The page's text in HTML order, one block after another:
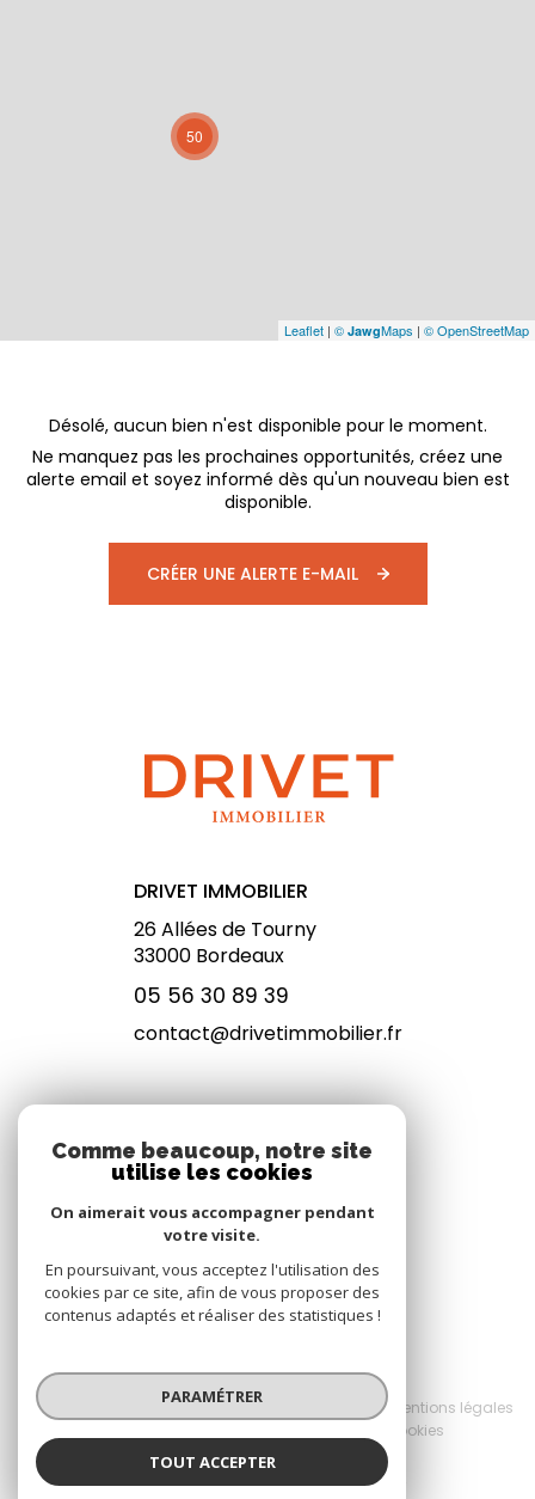
50
Leaflet | © JawgMaps | © OpenStreetMap
Désolé, aucun bien n'est disponible pour le moment.
Ne manquez pas les prochaines opportunités, créez une
alerte email et soyez informé dès qu'un nouveau bien est
disponible.
CRÉER UNE ALERTE E-MAIL
DRIVET IMMOBILIER
26 Allées de Tourny
33000 Bordeaux
05 56 30 89 39
contact@drivetimmobilier.fr
NOUS SUIVRE
© 2026 | Tous droits réservés
Nos honoraires
Nos partenaires
Mentions légales
Cookies
Comme beaucoup, notre site
utilise les cookies
On aimerait vous accompagner pendant
votre visite.
En poursuivant, vous acceptez l'utilisation des
cookies par ce site, afin de vous proposer des
contenus adaptés et réaliser des statistiques !
PARAMÉTRER
TOUT ACCEPTER